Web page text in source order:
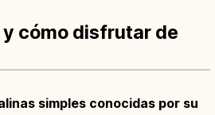
cómo disfrutar de
simples conocidas por su